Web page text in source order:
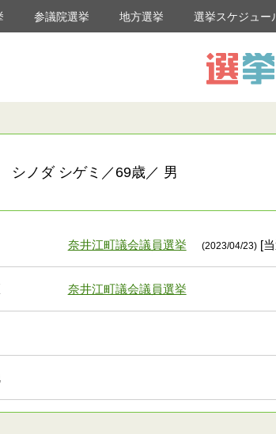
参議院選挙 地方選挙 選挙スケジュー
シノダ シゲミ／69歳／ 男
奈井江町議会議員選挙 (2023/04/23)[当
奈井江町議会議員選挙